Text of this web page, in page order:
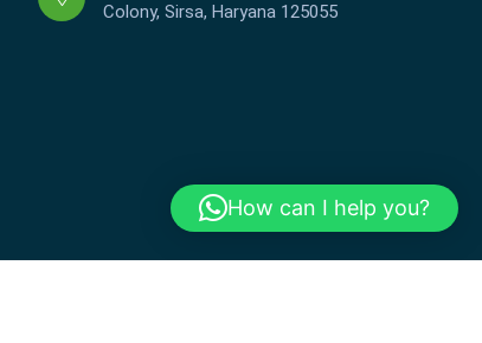
Colony, Sirsa, Haryana 125055
How can I help you?